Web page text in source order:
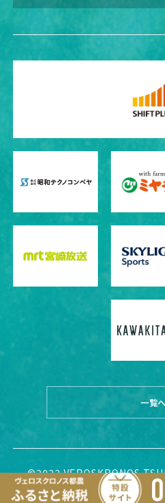
一覧へ
©2022 VEROSKRONOS